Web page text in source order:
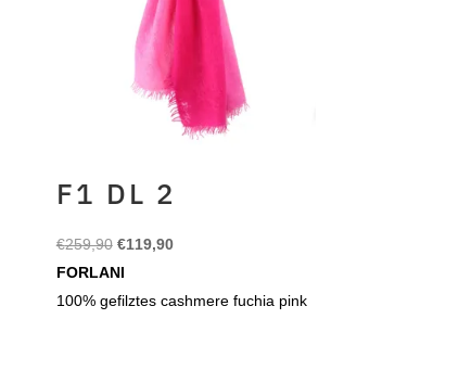
F1 DL 2
€259,90 Ursprünglicher
Preis
war:
€119,90Aktueller
ist:
FORLANI
100% gefilztes cashmere fuchia pink